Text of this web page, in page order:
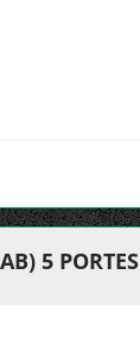
5 PORTES